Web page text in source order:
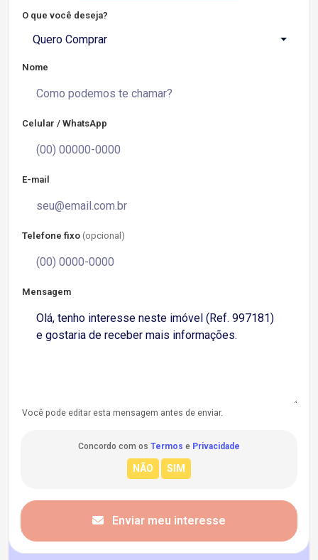
O que você deseja?
Quero Comprar
Nome
Celular / WhatsApp
E-mail
Telefone fixo (opcional)
Mensagem
Você pode editar esta mensagem antes de enviar.
Concordo com os Termos e Privacidade
Enviar meu interesse